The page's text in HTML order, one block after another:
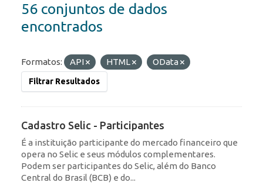
56 conjuntos de dados
encontrados
Formatos: API HTML OData
Filtrar Resultados
Cadastro Selic - Participantes
É a instituição participante do mercado financeiro que
opera no Selic e seus módulos complementares.
Podem ser participantes do Selic, além do Banco
Central do Brasil (BCB) e do...